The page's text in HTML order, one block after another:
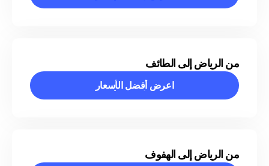
اعرض أفضل الأسعار
من الرياض إلى الطائف
اعرض أفضل الأسعار
اعرض أفضل الأسعار
من الرياض إلى الهفوف